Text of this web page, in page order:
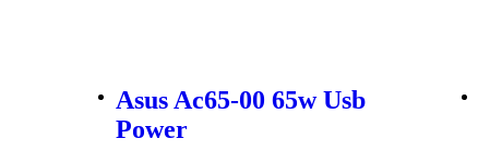
Asus Ac65-00 65w Usb
Power